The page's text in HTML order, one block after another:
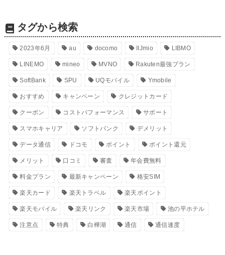
タグから検索
2023年6月 au docomo IIJmio LIBMO
LINEMO mineo MVNO Rakuten最強プラン
SoftBank SPU UQモバイル Ymobile
おすすめ キャンペーン クレジットカード
クーポン コストパフォーマンス サポート
スマホキャリア ソフトバンク デメリット
データ通信 ドコモ ポイント ポイント還元
メリット 口コミ 審査 年会費無料
料金プラン 最新キャンペーン 格安SIM
楽天カード 楽天トラベル 楽天ポイント
楽天モバイル 楽天リンク 楽天市場 池の平ホテル
注意点 特典 白樺湖 通信 通信速度